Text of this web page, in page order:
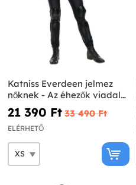
Katniss Everdeen jelmez
nőknek - Az éhezők viadala:
A kiválasztott
21 390 Ft‎ 33 490 Ft‎
ELÉRHETŐ